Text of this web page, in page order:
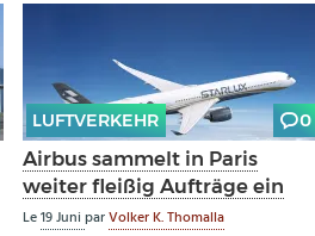
LUFTVERKEHR 0
Airbus sammelt in Paris
weiter fleißig Aufträge ein
Le19 Juni parVolker K. Thomalla